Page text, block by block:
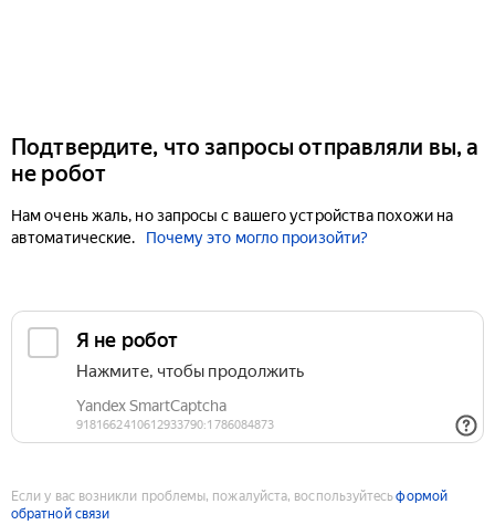
Подтвердите, что запросы отправляли вы, а
не робот
Нам очень жаль, но запросы с вашего устройства похожи на
автоматические.
Почему это могло произойти?
Если у вас возникли проблемы, пожалуйста, воспользуйтесьформой
обратной связи